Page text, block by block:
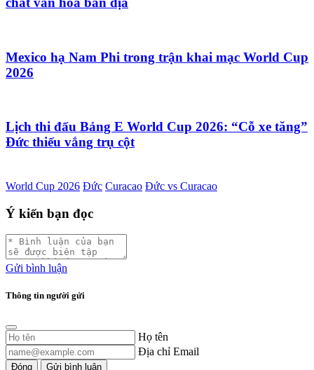
Mexico hạ Nam Phi trong trận khai mạc World Cup
2026
Lịch thi đấu Bảng E World Cup 2026: “Cỗ xe tăng”
Đức thiếu vắng trụ cột
World Cup 2026 Đức Curacao Đức vs Curacao
Ý kiến bạn đọc
Gửi bình luận
Thông tin người gửi
Họ tên
Địa chỉ Email
Đóng Gửi bình luận